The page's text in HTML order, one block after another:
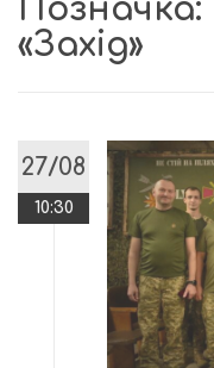
Позначка:
«Захід»
27/08
10:30